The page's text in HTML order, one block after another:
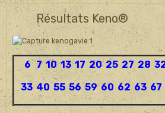
Résultats Keno®
6 7 10 13 17 20 25 27 28
33 40 55 56 59 60 62 63 67